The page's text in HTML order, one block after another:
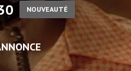
NOUVEAUTÉ